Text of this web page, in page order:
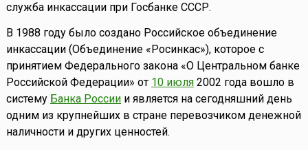
служба инкассации при Госбанке СССР.
В 1988 году было создано Российское объединение
инкассации (Объединение «Росинкас»), которое с
принятием Федерального закона «О Центральном банке
Российской Федерации» от 10 июля2002 года вошло в
систему Банка Россиии является на сегодняшний день
одним из крупнейших в стране перевозчиком денежной
наличности и других ценностей.